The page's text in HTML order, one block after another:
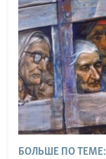
БОЛЬШЕ ПО ТЕМЕ: